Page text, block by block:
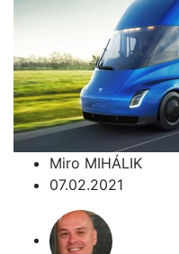
Miro MIHÁLIK
07.02.2021